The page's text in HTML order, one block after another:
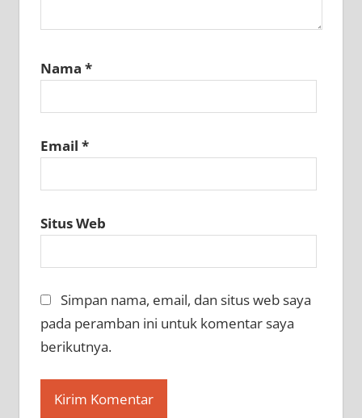
Nama *
Email *
Situs Web
Simpan nama, email, dan situs web saya
pada peramban ini untuk komentar saya
berikutnya.